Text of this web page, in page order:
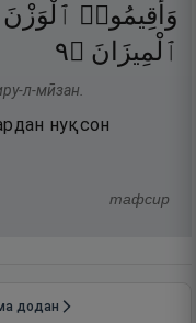
وَأَقِيمُوا۟ ٱلْوَزْنَ
ٱلْمِيزَانَ ۝٩
л-мӣзан.
нуқсон
тафсир
додан